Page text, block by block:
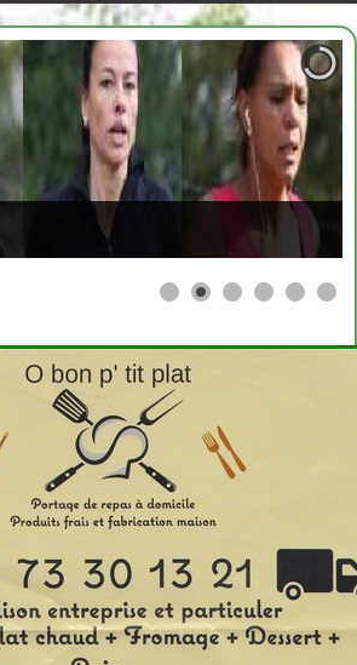
Nom Prénom Temps Cat Cltcat
MURAT Margaux 2:38:12 ESF
ESF01
TRIOLAIRE Anthony 1:53:59 ESH
BROSSARD Léo 2:51:08 ESH
ESH02
DOUYLLIEZ Allan